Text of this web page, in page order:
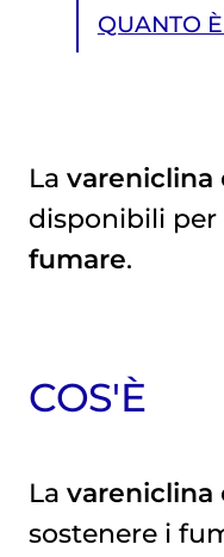
QUANTO
QUANTO
La vareniclina
disponibili per
fumare.
COS'È
La vareniclina
sostenere i